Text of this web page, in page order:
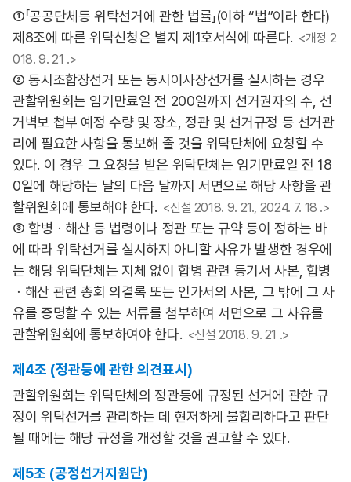
①「공공단체등 위탁선거에 관한 법률」(이하 “법”이라 한다)
제8조에 따른 위탁신청은 별지 제1호서식에 따른다. <개정 2
018. 9. 21 .>
② 동시조합장선거 또는 동시이사장선거를 실시하는 경우
관할위원회는 임기만료일 전 200일까지 선거권자의 수, 선
거벽보 첩부 예정 수량 및 장소, 정관 및 선거규정 등 선거관
리에 필요한 사항을 통보해 줄 것을 위탁단체에 요청할 수
있다. 이 경우 그 요청을 받은 위탁단체는 임기만료일 전 18
0일에 해당하는 날의 다음 날까지 서면으로 해당 사항을 관
할위원회에 통보해야 한다. <신설 2018. 9. 21., 2024. 7. 18 .>
③ 합병ㆍ해산 등 법령이나 정관 또는 규약 등이 정하는 바
에 따라 위탁선거를 실시하지 아니할 사유가 발생한 경우에
는 해당 위탁단체는 지체 없이 합병 관련 등기서 사본, 합병
ㆍ해산 관련 총회 의결록 또는 인가서의 사본, 그 밖에 그 사
유를 증명할 수 있는 서류를 첨부하여 서면으로 그 사유를
관할위원회에 통보하여야 한다. <신설 2018. 9. 21 .>
제4조 (정관등에 관한 의견표시)
관할위원회는 위탁단체의 정관등에 규정된 선거에 관한 규
정이 위탁선거를 관리하는 데 현저하게 불합리하다고 판단
될 때에는 해당 규정을 개정할 것을 권고할 수 있다.
제5조 (공정선거지원단)